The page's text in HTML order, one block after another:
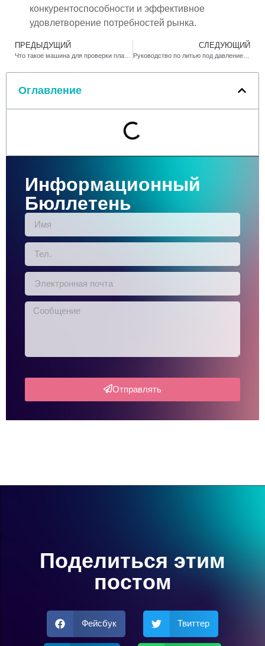
конкурентоспособности и эффективное
удовлетворение потребностей рынка.
ПРЕДЫДУЩИЙ СЛЕДУЮЩИЙ
Руководство по литью под давлением при более легких производствах
Оглавление
Информационный
Бюллетень
Отправлять
Поделиться этим
постом
Фейсбук Твиттер